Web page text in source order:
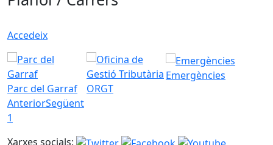
Accedeix
Parc del Garraf ORGT
Emergències
AnteriorSegüent
1
Xarxes socials: